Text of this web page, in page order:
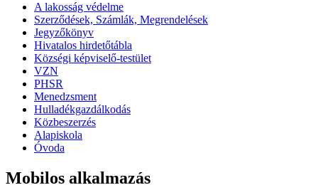
A lakosság védelme
Szerződések, Számlák, Megrendelések
Jegyzőkönyv
Hivatalos hirdetőtábla
Községi képviselő-testület
VZN
PHSR
Menedzsment
Hulladékgazdálkodás
Közbeszerzés
Alapiskola
Óvoda
Mobilos alkalmazás